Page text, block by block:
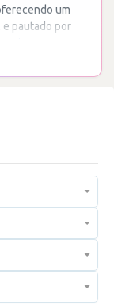
um
pautado por